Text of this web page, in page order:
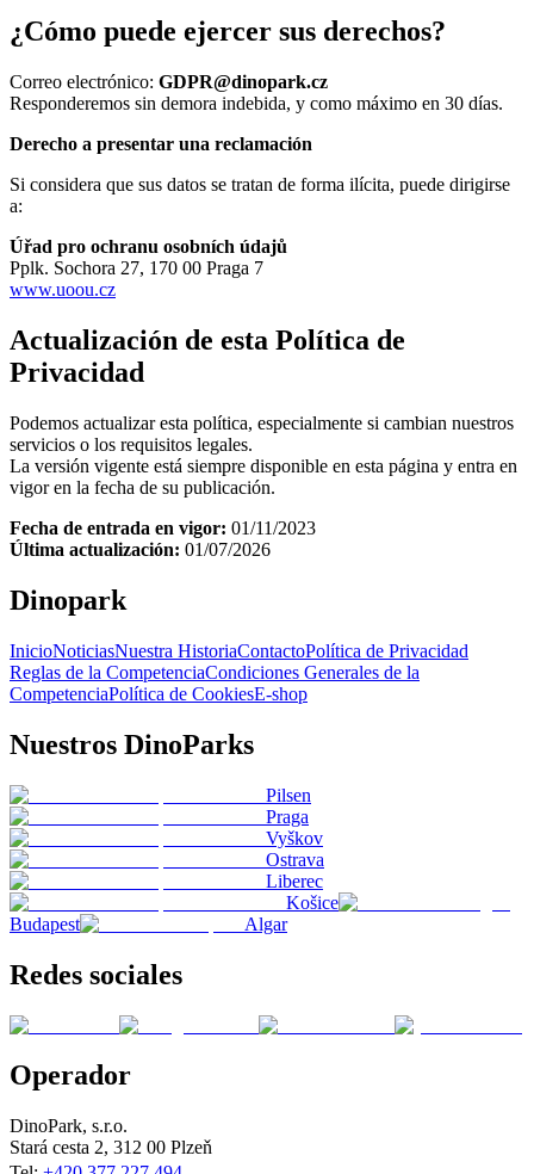
¿Cómo puede ejercer sus derechos?
Correo electrónico: GDPR@dinopark.cz
Responderemos sin demora indebida, y como máximo en 30 días.
Derecho a presentar una reclamación
Si considera que sus datos se tratan de forma ilícita, puede dirigirse
a:
Úřad pro ochranu osobních údajů
Pplk. Sochora 27, 170 00 Praga 7
www.uoou.cz
Actualización de esta Política de
Privacidad
Podemos actualizar esta política, especialmente si cambian nuestros
servicios o los requisitos legales.
La versión vigente está siempre disponible en esta página y entra en
vigor en la fecha de su publicación.
Fecha de entrada en vigor: 01/11/2023
Última actualización: 01/07/2026
Dinopark
InicioNoticiasNuestra HistoriaContactoPolítica de Privacidad
Reglas de la CompetenciaCondiciones Generales de la
CompetenciaPolítica de CookiesE-shop
Nuestros DinoParks
Pilsen
Praga
Vyškov
Ostrava
Liberec
Košice
Budapest
Algar
Redes sociales
Operador
DinoPark, s.r.o.
Stará cesta 2, 312 00 Plzeň